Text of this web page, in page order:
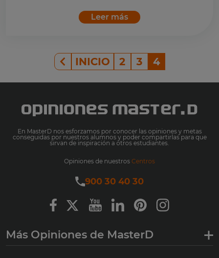
Leer más
INICIO 2 3 4
En MasterD nos esforzamos por conocer las opiniones y metas
conseguidas por nuestros alumnos y poder compartirlas para que
sirvan de inspiración a otros estudiantes.
Opiniones de nuestros Centros
900 30 40 30
Más Opiniones de MasterD